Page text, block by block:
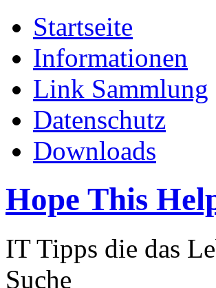
Startseite
Informationen
Link Sammlung
Datenschutz
Downloads
Hope This
IT Tipps die das
Suche